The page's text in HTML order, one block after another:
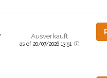
Ausverkauft
as of 20/07/2026 13:51